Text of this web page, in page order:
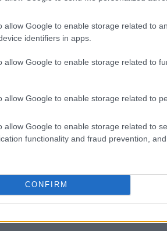
allow Google to enable storage related to
identifiers in apps.
allow Google to enable storage related to
allow Google to enable storage related to
allow Google to enable storage related to
functionality and fraud prevention,
CONFIRM
antes de começar a